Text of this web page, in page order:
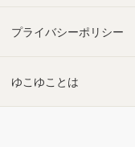
プライバシーポリシー
ゆこゆことは